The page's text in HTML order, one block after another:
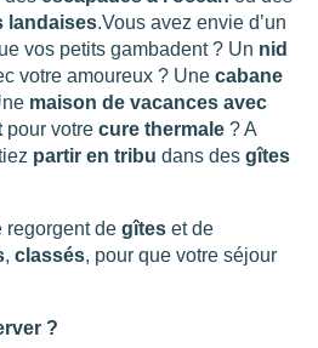
landaises.Vous avez envie d’un
vos petits gambadent ? Un nid
votre amoureux ? Une cabane
maison de vacances avec
pour votre cure thermale ? A
partir en tribu dans des gîtes
regorgent de gîtes et de
, classés, pour que votre séjour
?